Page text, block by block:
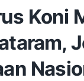
Koni